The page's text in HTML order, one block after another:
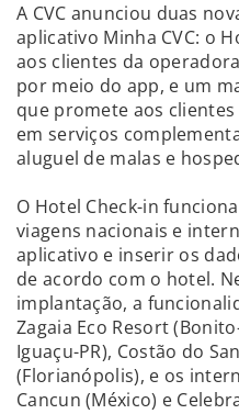
A CVC anunciou duas
aplicativo Minha CVC: o
aos clientes da
por meio do app, e um
que promete aos clientes
em serviços
aluguel de malas e
O Hotel Check-in
viagens nacionais e
aplicativo e inserir os
de acordo com o hotel.
implantação, a
Zagaia Eco Resort
Iguaçu-PR), Costão do
(Florianópolis), e os
Cancun (México) e